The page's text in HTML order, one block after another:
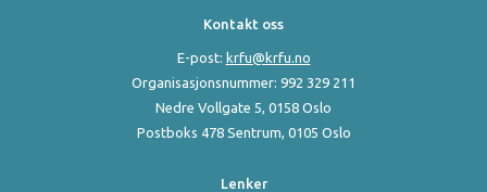
Kontakt oss
E-post: krfu@krfu.no
Organisasjonsnummer: 992 329 211
Nedre Vollgate 5, 0158 Oslo
Postboks 478 Sentrum, 0105 Oslo
Lenker